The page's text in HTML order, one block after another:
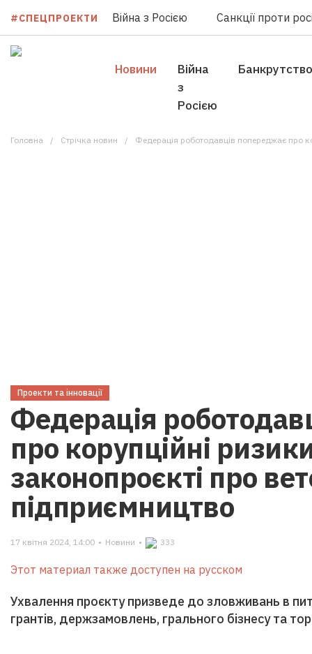
#СПЕЦПРОЕКТИ Війна з Росією Санкції проти
Новини
Війна
з
Росією
Банкрутство
Головна Стрічка новин Федерація роботодавців попереджає про
Проекти та інновації
Федерація
про корупційні
законопроєкті про
підприємництво
17 квітня 2024, 14:00 • Новини • 333
Этот материал также доступен на русском
Ухвалення проєкту призведе до зловживань в
грантів, держзамовлень, грального бізнесу та